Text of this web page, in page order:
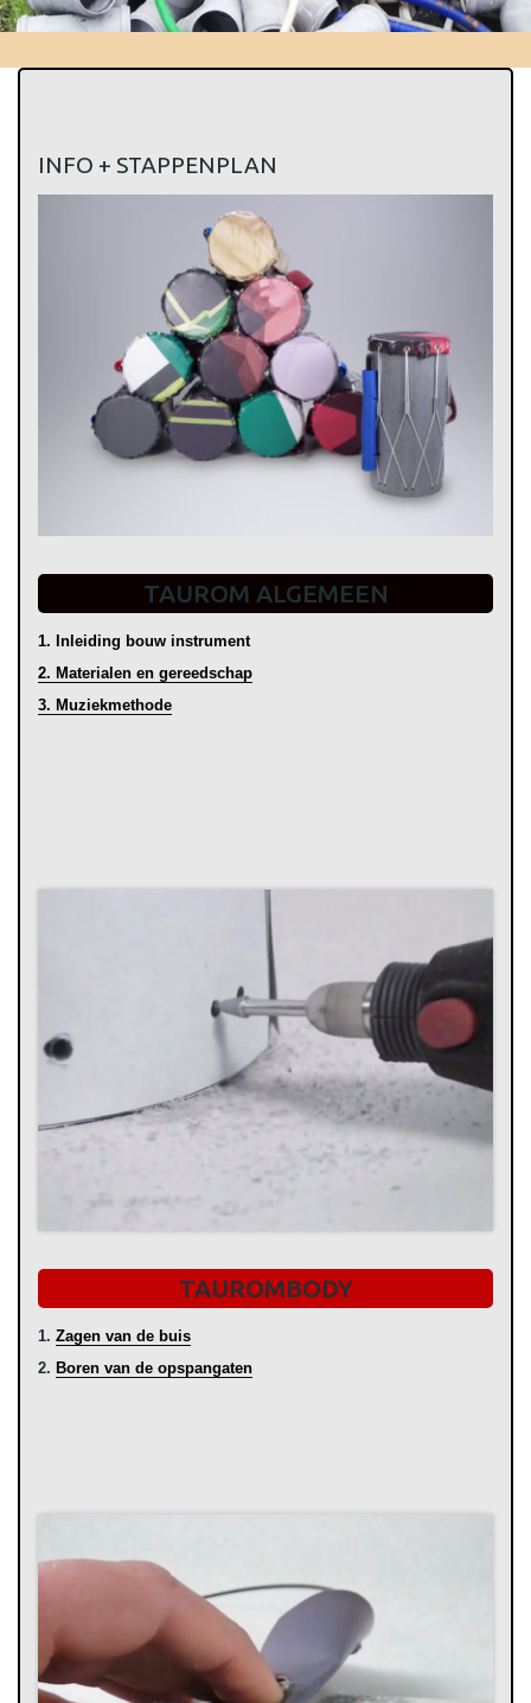
INFO + STAPPENPLAN
TAUROM ALGEMEEN
1. Inleiding bouw instrument
2. Materialen en gereedschap
3. Muziekmethode
TAUROMBODY
1. Zagen van de buis
2. Boren van de opspangaten